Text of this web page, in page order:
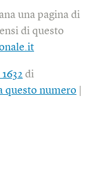
una pagina di
di questo
di
questo numero